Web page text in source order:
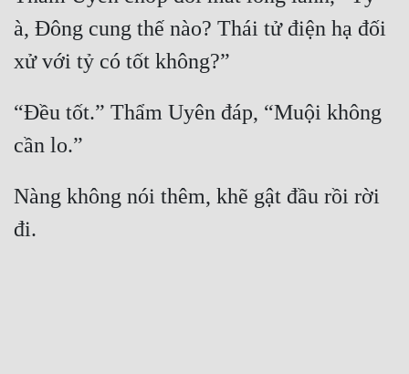
à, Đông cung thế nào? Thái tử điện hạ đối
“Đều tốt.” Thẩm Uyên đáp, “Muội không
Nàng không nói thêm, khẽ gật đầu rồi rời